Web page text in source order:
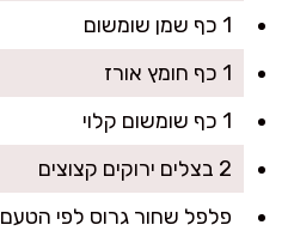
1 כף שמן שומשום
1 כף חומץ אורז
1 כף שומשום קלוי
2 בצלים ירוקים קצוצים
פלפל שחור גרוס לפי הטעם